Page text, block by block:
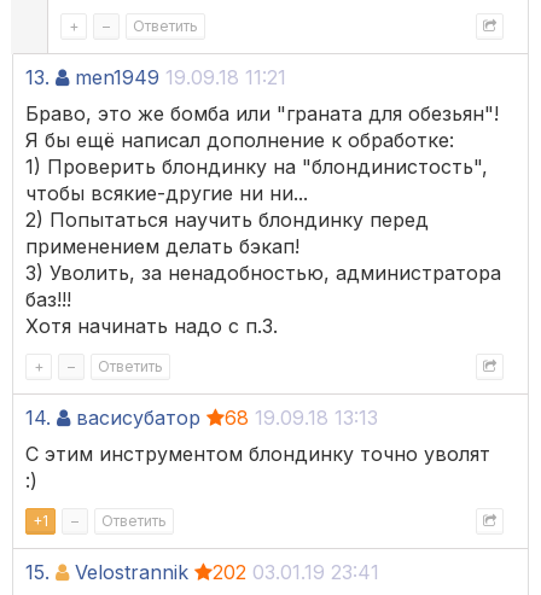
+ – Ответить
13. men1949 19.09.18 11:21
Браво, это же бомба или "граната для обезьян"!
Я бы ещё написал дополнение к обработке:
1) Проверить блондинку на "блондинистость",
чтобы всякие-другие ни ни...
2) Попытаться научить блондинку перед
применением делать бэкап!
3) Уволить, за ненадобностью, администратора
баз!!!
Хотя начинать надо с п.3.
+ – Ответить
14. васисубатор 68 19.09.18 13:13
С этим инструментом блондинку точно уволят
:)
+1 – Ответить
15. Velostrannik 202 03.01.19 23:41